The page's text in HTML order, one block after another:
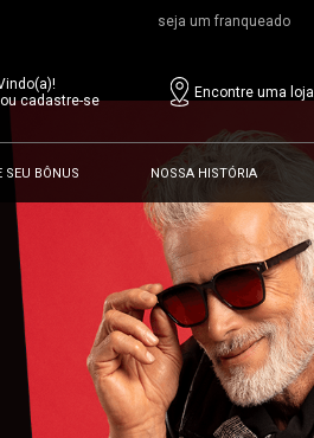
seja um franqueado
cadastre-se
Encontre uma loja
SEU BÔNUS NOSSA HISTÓRIA